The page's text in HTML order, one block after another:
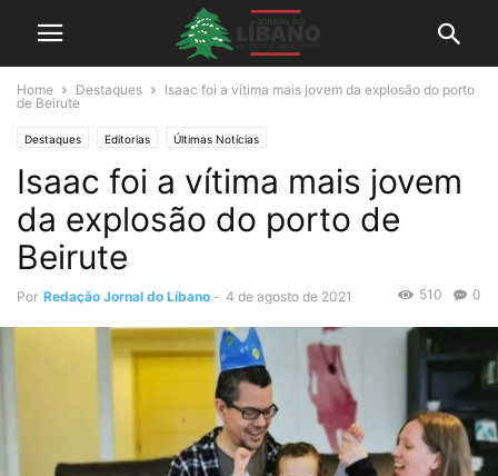
Home Destaques
Isaac foi a vítima mais jovem da explosão do porto
de Beirute
Destaques Editorias Últimas Notícias
Isaac foi a vítima mais jovem
da explosão do porto de
Beirute
Por Redação Jornal do Líbano - 4 de agosto de 2021 0
510